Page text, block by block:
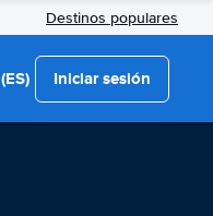
Destinos populares
(ES) Iniciar sesión